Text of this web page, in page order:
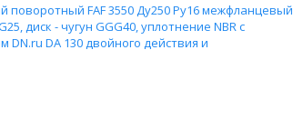
поворотный FAF 3550 Ду250 Ру16 межфланцевый,
диск - чугун GGG40, уплотнение NBR с
DA 130 двойного действия и